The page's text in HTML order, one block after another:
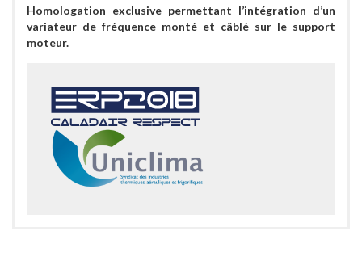
Homologation exclusive permettant l’intégration d’un
variateur de fréquence monté et câblé sur le support
moteur.